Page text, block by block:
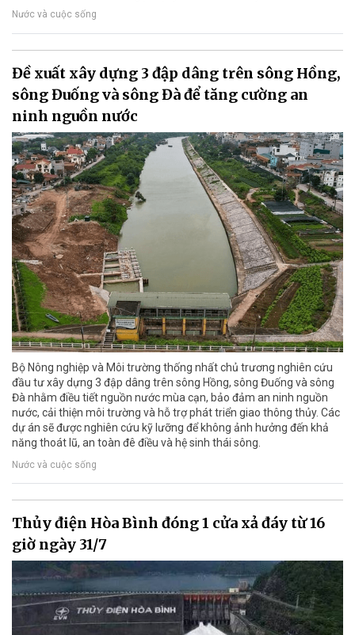
Nước và cuộc sống
Đề xuất xây dựng 3 đập dâng trên sông Hồng,
sông Đuống và sông Đà để tăng cường an
ninh nguồn nước
Bộ Nông nghiệp và Môi trường thống nhất chủ trương nghiên cứu
đầu tư xây dựng 3 đập dâng trên sông Hồng, sông Đuống và sông
Đà nhằm điều tiết nguồn nước mùa cạn, bảo đảm an ninh nguồn
nước, cải thiện môi trường và hỗ trợ phát triển giao thông thủy. Các
dự án sẽ được nghiên cứu kỹ lưỡng để không ảnh hưởng đến khả
năng thoát lũ, an toàn đê điều và hệ sinh thái sông.
Nước và cuộc sống
Thủy điện Hòa Bình đóng 1 cửa xả đáy từ 16
giờ ngày 31/7